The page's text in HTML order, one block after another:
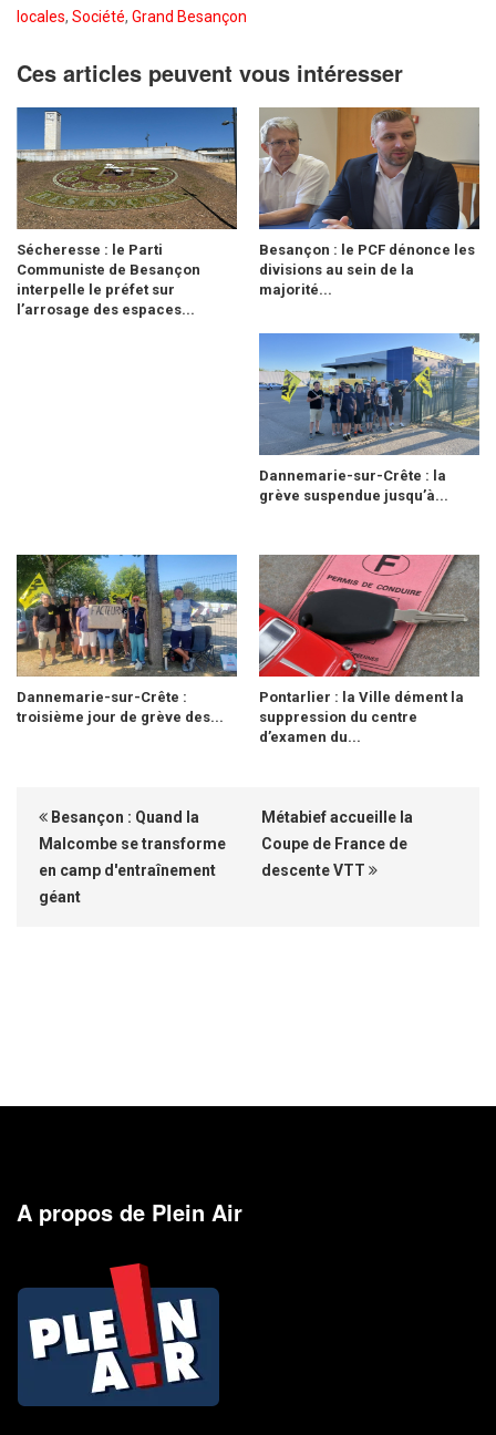
locales, Société, Grand Besançon
Ces articles peuvent vous intéresser
Sécheresse : le Parti
Communiste de Besançon
interpelle le préfet sur
l’arrosage des espaces...
Besançon : le PCF dénonce les
divisions au sein de la
majorité...
Dannemarie-sur-Crête : la
grève suspendue jusqu’à...
Dannemarie-sur-Crête :
troisième jour de grève des...
Pontarlier : la Ville dément la
suppression du centre
d’examen du...
Besançon : Quand la
Malcombe se transforme
en camp d'entraînement
géant
Métabief accueille la
Coupe de France de
descente VTT
A propos de Plein Air